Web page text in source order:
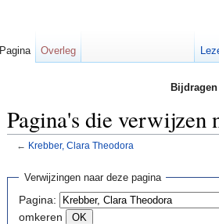
Pagina's die verwijzen
← Krebber, Clara Theodora
Verwijzingen naar deze pagina
Pagina:
omkeren
Pagina Overleg